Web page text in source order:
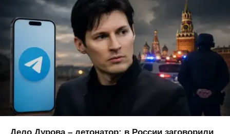
Дело Дурова – детонатор: в России заговорили